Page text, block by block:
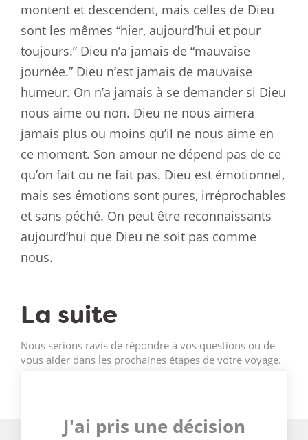
montent et descendent, mais celles de Dieu
sont les mêmes “hier, aujourd’hui et pour
toujours.” Dieu n’a jamais de “mauvaise
journée.” Dieu n’est jamais de mauvaise
humeur. On n’a jamais à se demander si Dieu
nous aime ou non. Dieu ne nous aimera
jamais plus ou moins qu’il ne nous aime en
ce moment. Son amour ne dépend pas de ce
qu’on fait ou ne fait pas. Dieu est émotionnel,
mais ses émotions sont pures, irréprochables
et sans péché. On peut être reconnaissants
aujourd’hui que Dieu ne soit pas comme
nous.
La suite
Nous serions ravis de répondre à vos questions ou de
vous aider dans les prochaines étapes de votre voyage.
J'ai pris une décision